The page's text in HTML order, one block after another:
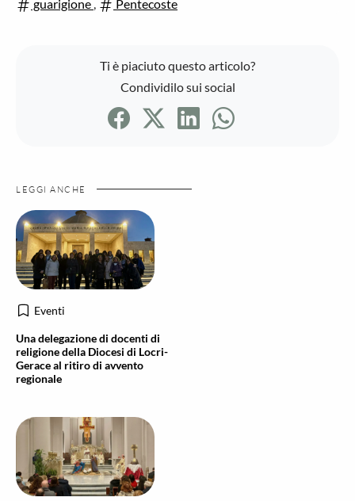
guarigione , Pentecoste
Ti è piaciuto questo articolo?
Condividilo sui social
LEGGI ANCHE
Eventi
Una delegazione di docenti di
religione della Diocesi di Locri-
Gerace al ritiro di avvento
regionale